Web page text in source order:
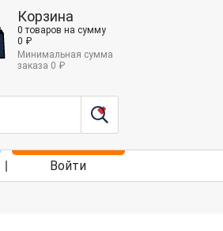
Корзина
0 товаров на сумму
0 ₽
Минимальная сумма
заказа 0 ₽
Войти